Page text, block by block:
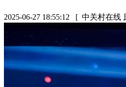
2025-06-27 18:55:12 [ 中关村在线